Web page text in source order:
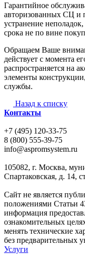
Гарантийное
авторизованных СЦ
устранение
срока не по вине
Обращаем Ваше
действует с момента
распространяется на
элементы
службы.
Назад к списку
Контакты
+7 (495) 120-33-75
8 (800) 555-39-75
info@aspromsystem.ru
105082, г. Москва,
Спартаковская, д. 14,
Сайт не является
положениями Статьи
информация
ознакомительных
менять технические
без предварительных
Услуги